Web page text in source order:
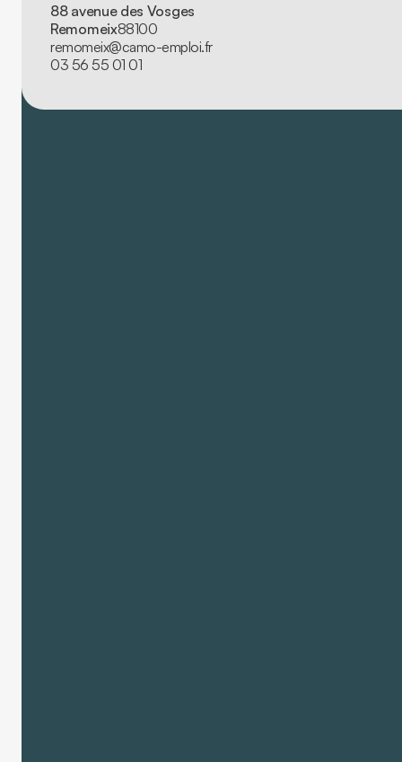
88 avenue des Vosges
Remomeix88100
remomeix@camo-emploi.fr
03 56 55 01 01